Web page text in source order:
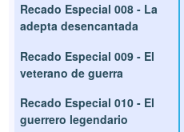
Recado Especial 008 - La
adepta desencantada
Recado Especial 009 - El
veterano de guerra
Recado Especial 010 - El
guerrero legendario